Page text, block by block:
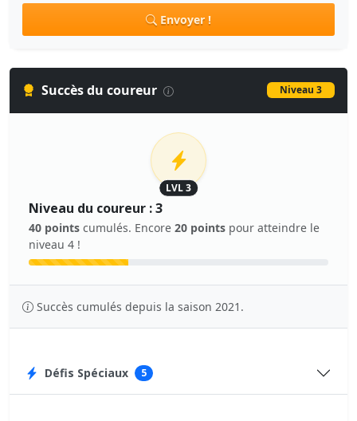
Envoyer !
Succès du coureur Niveau 3
LVL 3
Niveau du coureur : 3
40 points cumulés. Encore 20 points pour atteindre le
niveau 4 !
Succès cumulés depuis la saison 2021.
Défis Spéciaux 5